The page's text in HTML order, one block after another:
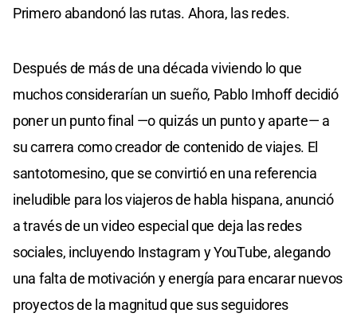
Primero abandonó las rutas. Ahora, las redes.
Después de más de una década viviendo lo que
muchos considerarían un sueño, Pablo Imhoff decidió
poner un punto final —o quizás un punto y aparte— a
su carrera como creador de contenido de viajes. El
santotomesino, que se convirtió en una referencia
ineludible para los viajeros de habla hispana, anunció
a través de un video especial que deja las redes
sociales, incluyendo Instagram y YouTube, alegando
una falta de motivación y energía para encarar nuevos
proyectos de la magnitud que sus seguidores